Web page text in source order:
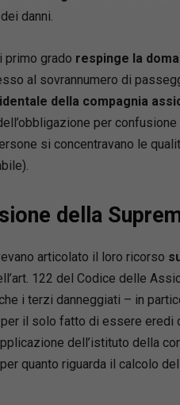
Mute
gli ha
nel
danni.
primo grado respinge la
al sovrannumero di
della compagnia
per
si concentravano le
della
articolato il loro ricorso
122 del Codice delle
i terzi danneggiati – in
il solo fatto di essere eredi
dell’istituto della
quanto riguarda il calcolo